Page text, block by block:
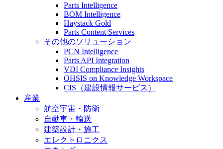
Parts Intelligence
BOM Intelligence
Haystack Gold
Parts Content Services
その他のソリューション
PCN Intelligence
Parts API Integration
VDI Compliance Insights
OHSIS on Knowledge Workspace
CIS（建設情報サービス）
産業
航空宇宙・防衛
自動車・輸送
建築設計・施工
エレクトロニクス